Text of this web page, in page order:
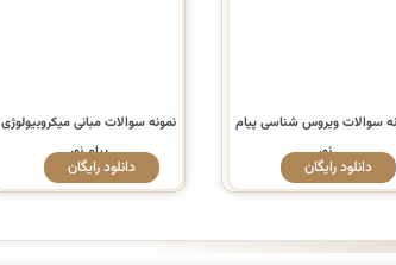
سوالات ویروس شناسی پیام
نور
دانلود رایگان
نمونه سوالات مبانی میکروبیولوژی
پیام نور
دانلود رایگان